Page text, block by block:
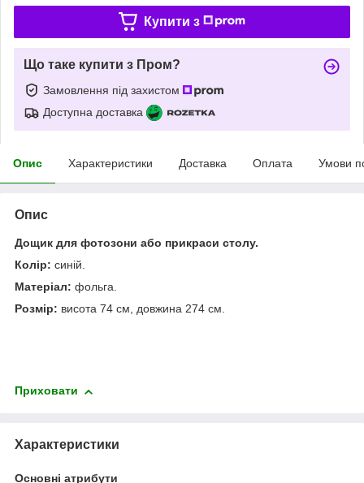
Купити з
Що таке купити з Пром?
Замовлення під захистом
Доступна доставка
Опис Характеристики Доставка Оплата Умови
Опис
Дощик для фотозони або прикраси столу.
Колір: синій.
Матеріал: фольга.
Розмір: висота 74 см, довжина 274 см.
Приховати
Характеристики
Основні атрибути